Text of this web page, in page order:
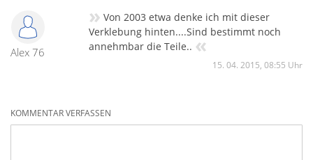
Alex 76
» Von 2003 etwa denke ich mit dieser
Verklebung hinten....Sind bestimmt noch
annehmbar die Teile.. «
15. 04. 2015, 08:55 Uhr
KOMMENTAR VERFASSEN